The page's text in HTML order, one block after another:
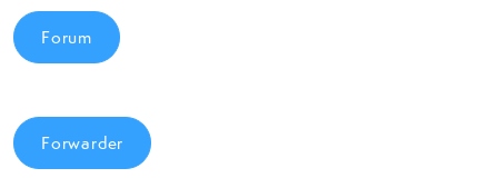
Forum
Forwarder